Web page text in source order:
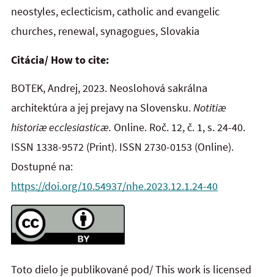
neostyles, eclecticism, catholic and evangelic
churches, renewal, synagogues, Slovakia
Citácia/ How to cite:
BOTEK, Andrej, 2023. Neoslohová sakrálna
architektúra a jej prejavy na Slovensku.Notitiæ
historiæ ecclesiasticæ. Online. Roč. 12, č. 1, s. 24-40.
ISSN 1338-9572 (Print). ISSN 2730-0153 (Online).
Dostupné na:
https://doi.org/10.54937/nhe.2023.12.1.24-40
Toto dielo je publikované pod/ This work is licensed